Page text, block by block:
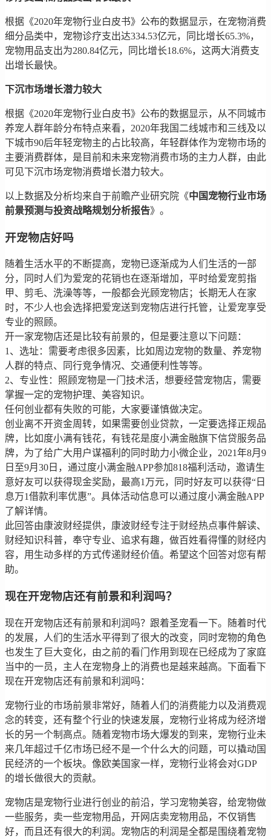
根据《2020年宠物行业白皮书》公布的数据显示，在宠物消费
细分品类中，宠物诊疗支出达334.53亿元，同比增长65.3%，
宠物用品支出为280.84亿元，同比增长18.6%，这两大消费支
出增长最快。
下沉市场增长潜力较大
根据《2020年宠物行业白皮书》公布的数据显示，从不同城市
养宠人群年龄分布特点来看，2020年我国二线城市和三线及以
下城市90后年轻宠物主的占比较高，年轻群体作为宠物市场的
主要消费群体，是目前和未来宠物消费市场的主力人群，由此
可见下沉市场宠物消费增长潜力较大。
以上数据及分析均来自于前瞻产业研究院《中国宠物行业市场
前景预测与投资战略规划分析报告》。
开宠物店好吗
随着生活水平的不断提高，宠物已逐渐成为人们生活的一部
分，同时人们为爱宠的花销也在逐渐增加，平时给爱宠剪指
甲、剪毛、洗澡等等，一般都会光顾宠物店；长期无人在家
时，不少人也会选择把爱宠送到宠物店进行托管，让爱宠享受
专业的照顾。
开一家宠物店还是比较有前景的，但是要注意以下问题：
1、选址：需要考虑很多因素，比如周边宠物的数量、养宠物
人群的特点、同行竞争情况、交通便利性等等。
2、专业性：照顾宠物是一门技术活，想要经营宠物店，需要
掌握一定的宠物护理、美容知识。
任何创业都有失败的可能，大家要谨慎做决定。
创业离不开资金周转，如果需要创业贷款，一定要选择正规品
牌，比如度小满有钱花，有钱花是度小满金融旗下信贷服务品
牌，为了给广大用户谋福利的同时助力小微企业，2021年8月9
日至9月30日，通过度小满金融APP参加818福利活动，邀请生
意好友可以获得现金奖励，最高1万元，同时好友可以获得“日
息万1借款利率优惠”。具体活动信息可以通过度小满金融APP
了解详情。
此回答由康波财经提供，康波财经专注于财经热点事件解读、
财经知识科普，奉守专业、追求有趣，做百姓看得懂的财经内
容，用生动多样的方式传递财经价值。希望这个回答对您有帮
助。
现在开宠物店还有前景和利润吗？
现在开宠物店还有前景和利润吗？跟着圣宠看一下。随着时代
的发展，人们的生活水平得到了很大的改变，同时宠物的角色
也发生了巨大变化，由之前的看门作用到现在已经成为了家庭
当中的一员，主人在宠物身上的消费也是越来越高。下面看下
现在开宠物店还有前景和利润吗：
宠物行业的市场前景非常好，随着人们的消费能力以及消费观
念的转变，还有整个行业的快速发展，宠物行业将成为经济增
长的另一个制高点。随着宠物市场大爆发的到来，宠物行业未
来几年超过千亿市场已经不是一个什么大的问题，可以撬动国
民经济的一个板块。像欧美国家一样，宠物行业将会对GDP
的增长做很大的贡献。
宠物店是宠物行业进行创业的前沿，学习宠物美容，给宠物做
一些服务，卖一些宠物用品，开网店卖宠物用品，不仅销售
好，而且还有很大的利润。宠物店的利润是全都是围绕着宠物